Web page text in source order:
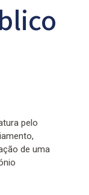
pelo
de uma